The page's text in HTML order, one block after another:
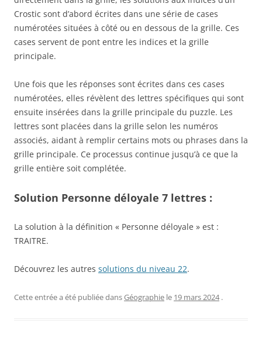
Crostic sont d’abord écrites dans une série de cases
numérotées situées à côté ou en dessous de la grille. Ces
cases servent de pont entre les indices et la grille
principale.
Une fois que les réponses sont écrites dans ces cases
numérotées, elles révèlent des lettres spécifiques qui sont
ensuite insérées dans la grille principale du puzzle. Les
lettres sont placées dans la grille selon les numéros
associés, aidant à remplir certains mots ou phrases dans la
grille principale. Ce processus continue jusqu’à ce que la
grille entière soit complétée.
Solution Personne déloyale 7 lettres :
La solution à la définition « Personne déloyale » est :
TRAITRE.
Découvrez les autres solutions du niveau 22.
Cette entrée a été publiée dansGéographie le 19 mars 2024 .